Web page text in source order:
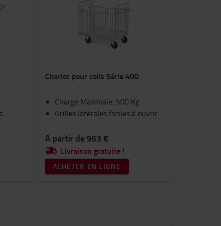
Chariot pour colis Série 400
Charge Maximale: 500 Kg
Grilles latérales faciles à ouvrir
A partir de 963 €
Livraison gratuite !
ACHETER EN LIGNE